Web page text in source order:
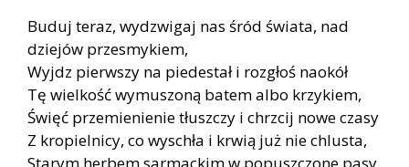
Buduj teraz, wydzwigaj nas śród świata, nad
dziejów przesmykiem,
Wyjdz pierwszy na piedestał i rozgłoś naokół
Tę wielkość wymuszoną batem albo krzykiem,
Święć przemienienie tłuszczy i chrzcij nowe czasy
Z kropielnicy, co wyschła i krwią już nie chlusta,